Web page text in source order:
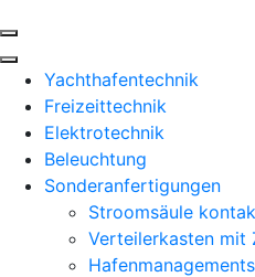
Yachthafentechnik
Freizeittechnik
Elektrotechnik
Beleuchtung
Sonderanfertigungen
Stroomsäule
Verteilerkasten mit